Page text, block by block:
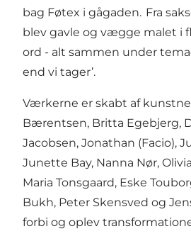
bag Føtex i gågaden. Fra
blev gavle og vægge malet i
ord - alt sammen under
end vi tager’.
Værkerne er skabt af
Bærentsen, Britta Egebjerg,
Jacobsen, Jonathan (Facio),
Junette Bay, Nanna Nør,
Maria Tonsgaard, Eske
Bukh, Peter Skensved og
forbi og oplev